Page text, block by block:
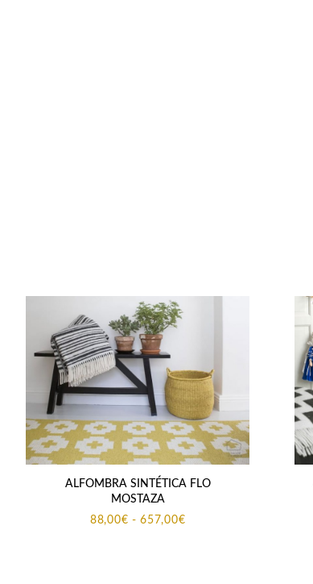
ALFOMBRA SINTÉTICA FLO
MOSTAZA
88,00€ - 657,00€Rango